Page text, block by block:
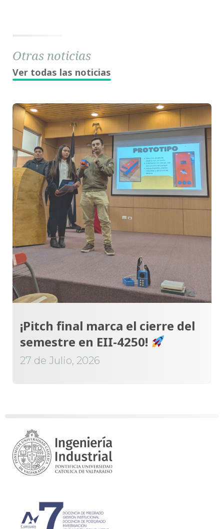
Otras noticias
Ver todas las noticias
¡Pitch final marca el cierre del
semestre en EII-4250!
27 de Julio, 2026